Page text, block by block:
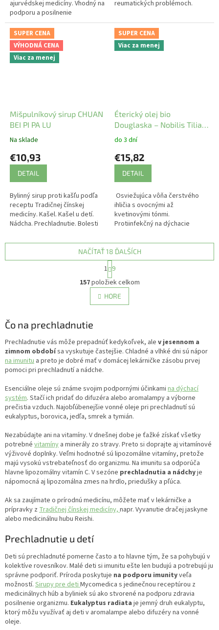
ajurvédskej medicíny. Vhodný na
podporu a posilnenie
imunitného systému,
obranyschopnosti, pri
prechladnutí a nádche.
reumatických problémoch.
SUPER CENA
VÝHODNÁ CENA
Viac za menej
Mišpulníkový sirup CHUAN
BEI PI PA LU
Na sklade
€10,93
DETAIL
Bylinný sirup proti kašľu podľa
receptu Tradičnej čínskej
medicíny. Kašel. Kašel u detí.
Nádcha. Prechladnutie. Bolesti
SUPER CENA
Viac za menej
Éterický olej bio
Douglaska – Nobilis Tilia
10 ml
do 3 dní
€15,82
DETAIL
Osviežujúca vôňa čerstvého
ihličia s ovocnými až
kvetinovými tónmi.
Protiinfekčný na dýchacie
vyčerpaní
O
v
l
á
i
e
p
k
y
v
ý
i
s
u
NAČÍTAŤ 18 ĎALŠÍCH
S
t
r
á
n
k
n
i
e
1 9
157položiek celkom
HORE
Čo na prechladnutie
Prechladnutie vás môže prepadnúť kedykoľvek, ale v jesennom a
zimnom obdobísa vyskutuje častejšie. Chladné a vlhké dni sú nápor
na imunitu a preto je dobré mať v domácej lekárničke zásobu prvej
pomoci pri prechladnutí a nádche.
Esenciálne oleje sú známe svojim podpornými účinkami na dýchací
systém. Stačí ich pridať do difuzéra alebo aromalampy a výborne
prečistia vzduch. Najobľúbenejšie vonné oleje pri prechladnutí sú
eukalyptus, borovica, jedľa, smrek a tymián.
Nezabúdajte ani na vitamíny. V dnešnej dobe je ťažké získať všetky
potrebné vitamíny a minerály zo stravy. Preto si doprajte aj vitamínové
výživové doplnky. Veľmi hodnotné sú lipozomálne vitamíny, pretože
majú vysokú vstrebateľnosť do organizmu. Na imunitu sa odporúča
hlavne lipozomálny vitamín C. V sezóne prechladnutia a nádchyje
nápomocná aj lipozomálna zmes na hrdlo, priedušky a pľúca.
Ak sa zaujímate o prírodnú medicínu, môžete mať v lekárničke a
prípravky z Tradičnej čínskej medicíny,napr. Vyvanutie dračej jaskyne
alebo medicinálnu hubu Reishi.
Prechladnutie u detí
Deti sú prechladnuté pomerne často a to hlavne tým, že sa pohybujú v
kolektíve rovesníkov. Malé deti si imunitu ešte len budujú a potrebujú ju
správne podporiť. Príroda poskytuje na podporu imunityveľa
možností. Sirupy pre deti Mycomedica s jedinečnou receptúrou z
medicinálnych húb a byliniek sú ako stvorené na podporu zdravia
posilnenie organizmu. Eukalyptus radiata je jemný druh eukalyptu,
ktorý môžu využívať aj deti v aromalampe alebo difuzéry na vonné
oleje.